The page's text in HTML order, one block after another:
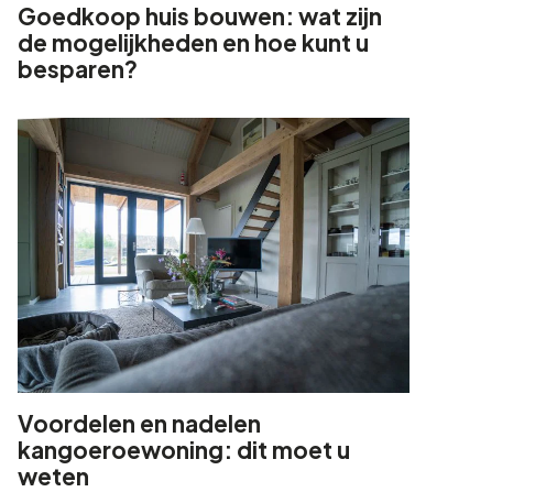
Goedkoop huis bouwen: wat zijn
de mogelijkheden en hoe kunt u
besparen?
Voordelen en nadelen
kangoeroewoning: dit moet u
weten